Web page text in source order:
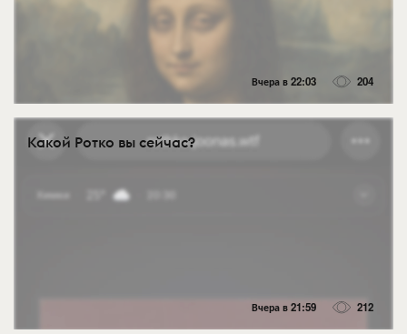
Вчера в 22:03 204
Какой Ротко вы сейчас?
Вчера в 21:59 212